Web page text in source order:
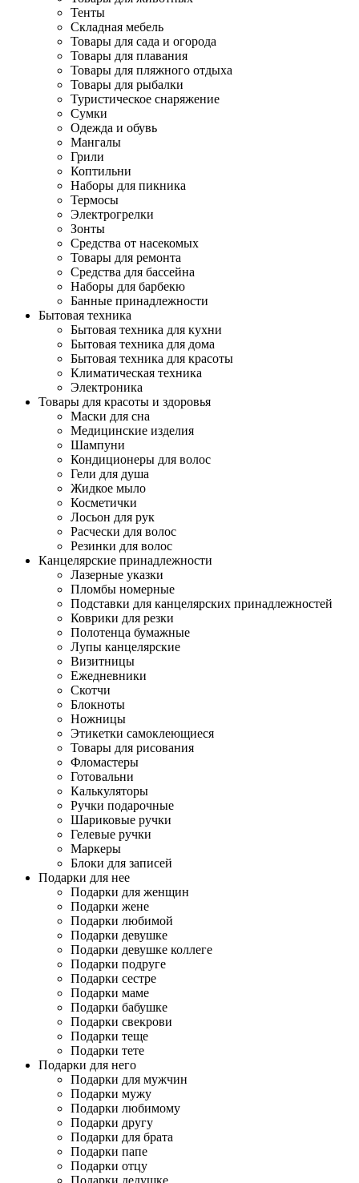
Тенты
Складная мебель
Товары для сада и огорода
Товары для плавания
Товары для пляжного отдыха
Товары для рыбалки
Туристическое снаряжение
Сумки
Одежда и обувь
Мангалы
Грили
Коптильни
Наборы для пикника
Термосы
Электрогрелки
Зонты
Средства от насекомых
Товары для ремонта
Средства для бассейна
Наборы для барбекю
Банные принадлежности
Бытовая техника
Бытовая техника для кухни
Бытовая техника для дома
Бытовая техника для красоты
Климатическая техника
Электроника
Товары для красоты и здоровья
Маски для сна
Медицинские изделия
Шампуни
Кондиционеры для волос
Гели для душа
Жидкое мыло
Косметички
Лосьон для рук
Расчески для волос
Резинки для волос
Канцелярские принадлежности
Лазерные указки
Пломбы номерные
Подставки для канцелярских принадлежностей
Коврики для резки
Полотенца бумажные
Лупы канцелярские
Визитницы
Ежедневники
Скотчи
Блокноты
Ножницы
Этикетки самоклеющиеся
Товары для рисования
Фломастеры
Готовальни
Калькуляторы
Ручки подарочные
Шариковые ручки
Гелевые ручки
Маркеры
Блоки для записей
Подарки для нее
Подарки для женщин
Подарки жене
Подарки любимой
Подарки девушке
Подарки девушке коллеге
Подарки подруге
Подарки сестре
Подарки маме
Подарки бабушке
Подарки свекрови
Подарки теще
Подарки тете
Подарки для него
Подарки для мужчин
Подарки мужу
Подарки любимому
Подарки другу
Подарки для брата
Подарки папе
Подарки отцу
Подарки дедушке